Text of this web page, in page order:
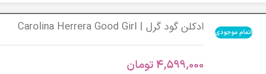
اتمام موجودی ادکلن گود گرل | Carolina Herrera Good Girl
4,599,000تومان